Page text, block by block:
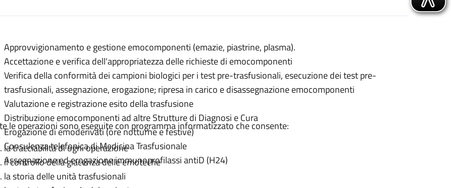
Approvvigionamento e gestione emocomponenti (emazie, piastrine, plasma).
Accettazione e verifica dell'appropriatezza delle richieste di emocomponenti
Verifica della conformità dei campioni biologici per i test pre-trasfusionali, esecuzione dei test pre-
trasfusionali, assegnazione, erogazione; ripresa in carico e disassegnazione emocomponenti
Valutazione e registrazione esito della trasfusione
Distribuzione emocomponenti ad altre Strutture di Diagnosi e Cura
Erogazione di emoderivati (ore notturne e festive)
Consulenza telefonica di Medicina Trasfusionale
Assegnazione ed erogazione immunoprofilassi antiD (H24)
le operazioni sono eseguite con programma informatizzato che consente:
la tracciabilità di ogni operazione
il controllo della giacenza delle emoteche
la storia delle unità trasfusionali